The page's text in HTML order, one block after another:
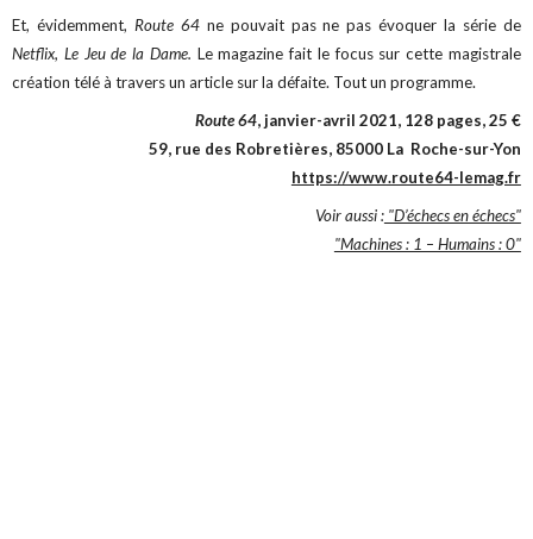
Et, évidemment, Route 64 ne pouvait pas ne pas évoquer la série de
Netflix, Le Jeu de la Dame. Le magazine fait le focus sur cette magistrale
création télé à travers un article sur la défaite. Tout un programme.
Route 64, janvier-avril 2021, 128 pages, 25 €
59, rue des Robretières, 85000 La Roche-sur-Yon
https://www.route64-lemag.fr
Voir aussi :"D’échecs en échecs"
"Machines : 1 – Humains : 0"